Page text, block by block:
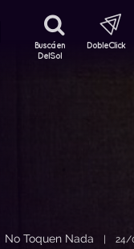
Buscá en
DelSol
DobleClick
No Toquen Nada | 24/